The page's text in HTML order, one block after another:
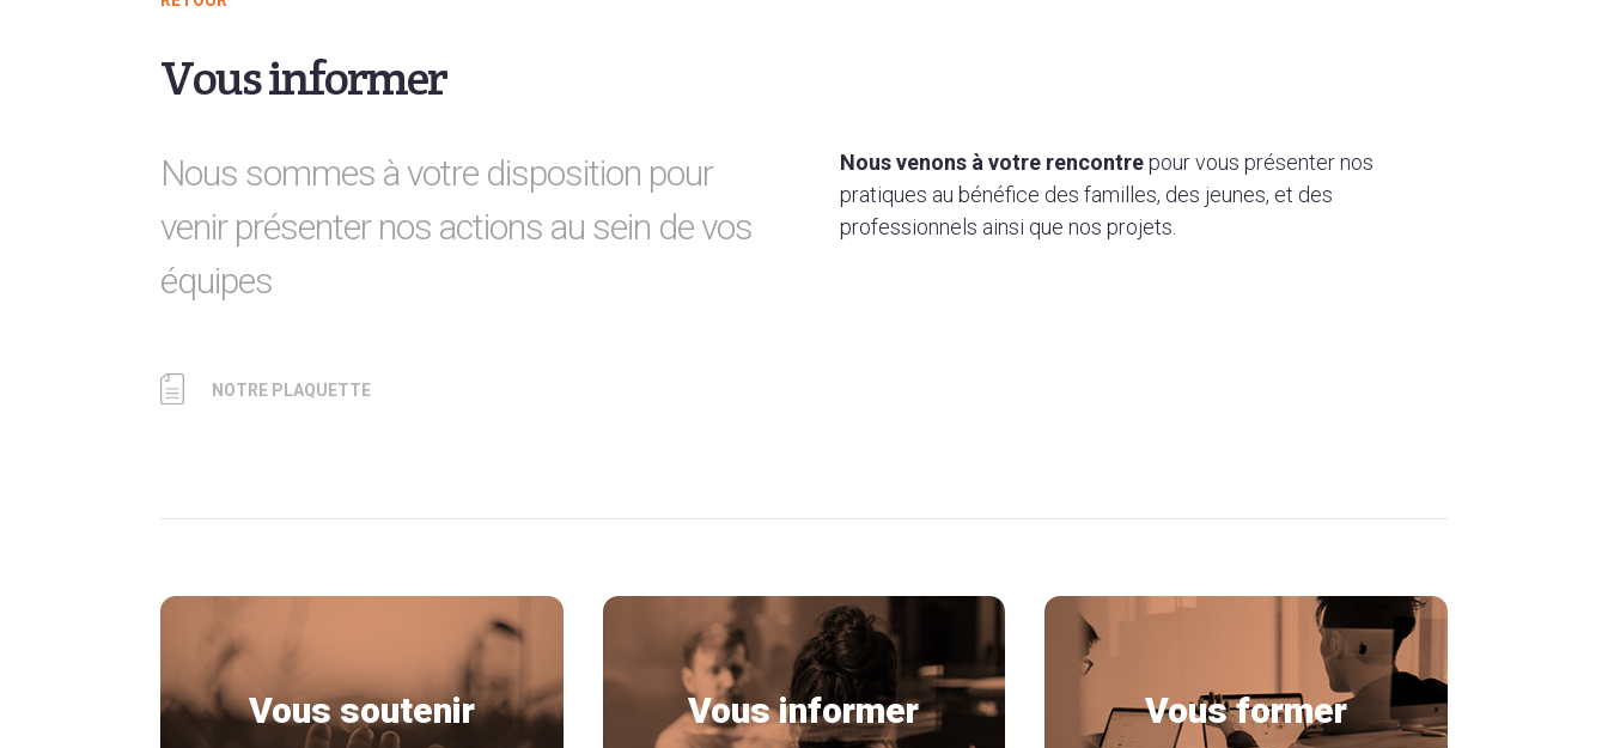
Vous informer
Nous sommes à votre disposition pour
venir présenter nos actions au sein de vos
équipes
Nous venons à votre rencontrepour vous présenter nos
pratiques au bénéfice des familles, des jeunes, et des
professionnels ainsi que nos projets.
NOTRE PLAQUETTE
Vous soutenir Vous informer Vous former